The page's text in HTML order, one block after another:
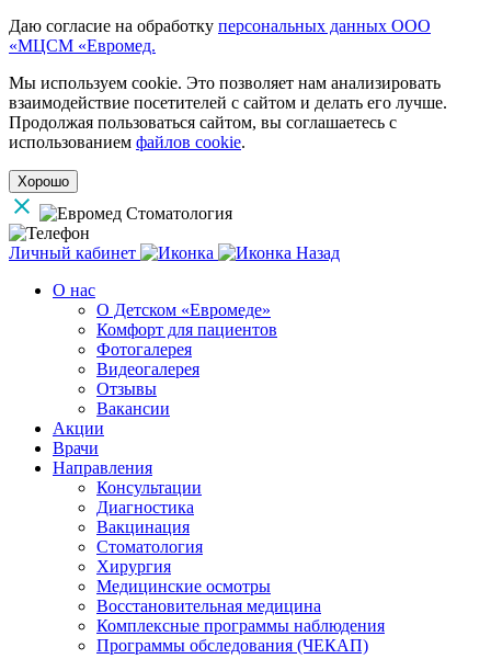
Даю согласие на обработку персональных данных ООО
«МЦСМ «Евромед.
Мы используем cookie. Это позволяет нам анализировать
взаимодействие посетителей с сайтом и делать его лучше.
Продолжая пользоваться сайтом, вы соглашаетесь с
использованием файлов cookie.
Хорошо
Личный кабинет
Назад
О нас
О Детском «Евромеде»
Комфорт для пациентов
Фотогалерея
Видеогалерея
Отзывы
Вакансии
Акции
Врачи
Направления
Консультации
Диагностика
Вакцинация
Стоматология
Хирургия
Медицинские осмотры
Восстановительная медицина
Комплексные программы наблюдения
Программы обследования (ЧЕКАП)